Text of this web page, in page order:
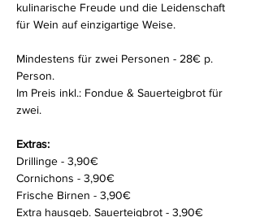
kulinarische Freude und die Leidenschaft
für Wein auf einzigartige Weise.
Mindestens für zwei Personen - 28€ p.
Person.
Im Preis inkl.: Fondue & Sauerteigbrot für
zwei.
Extras:
Drillinge - 3,90€
Cornichons - 3,90€
Frische Birnen - 3,90€
Extra hausgeb. Sauerteigbrot - 3,90€